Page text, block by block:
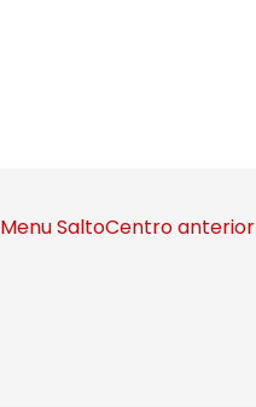
Menu SaltoCentro anterior